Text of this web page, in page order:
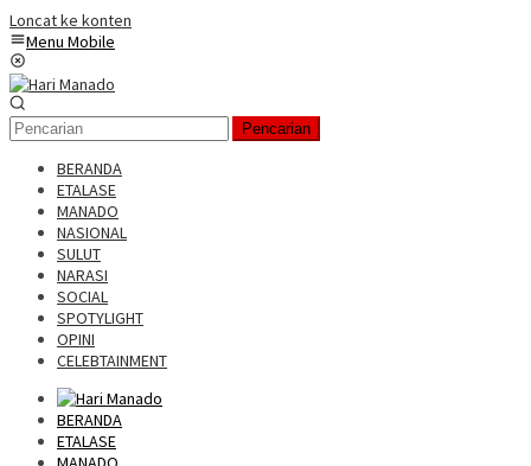
Loncat ke konten
Menu Mobile
Pencarian
BERANDA
ETALASE
MANADO
NASIONAL
SULUT
NARASI
SOCIAL
SPOTYLIGHT
OPINI
CELEBTAINMENT
BERANDA
ETALASE